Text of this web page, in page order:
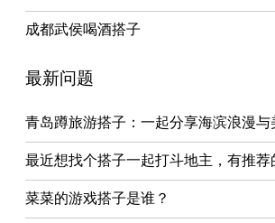
成都武侯喝酒搭子
最新问题
青岛蹲旅游搭子：一起分享海滨浪漫与
最近想找个搭子一起打斗地主，有推荐
菜菜的游戏搭子是谁？